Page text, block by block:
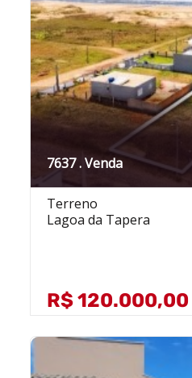
7637 . Venda
Terreno
Lagoa da Tapera
R$ 120.000,00